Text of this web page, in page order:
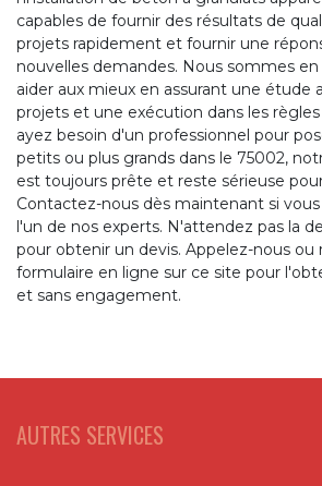
capables de fournir des résultats de
projets rapidement et fournir une
nouvelles demandes. Nous sommes
aider aux mieux en assurant une étude
projets et une exécution dans les règles
ayez besoin d'un professionnel pour
petits ou plus grands dans le 75002,
est toujours prête et reste sérieuse
Contactez-nous dès maintenant si
l'un de nos experts. N'attendez pas la
pour obtenir un devis. Appelez-nous ou
formulaire en ligne sur ce site pour
et sans engagement.
AUTRES SERVICES